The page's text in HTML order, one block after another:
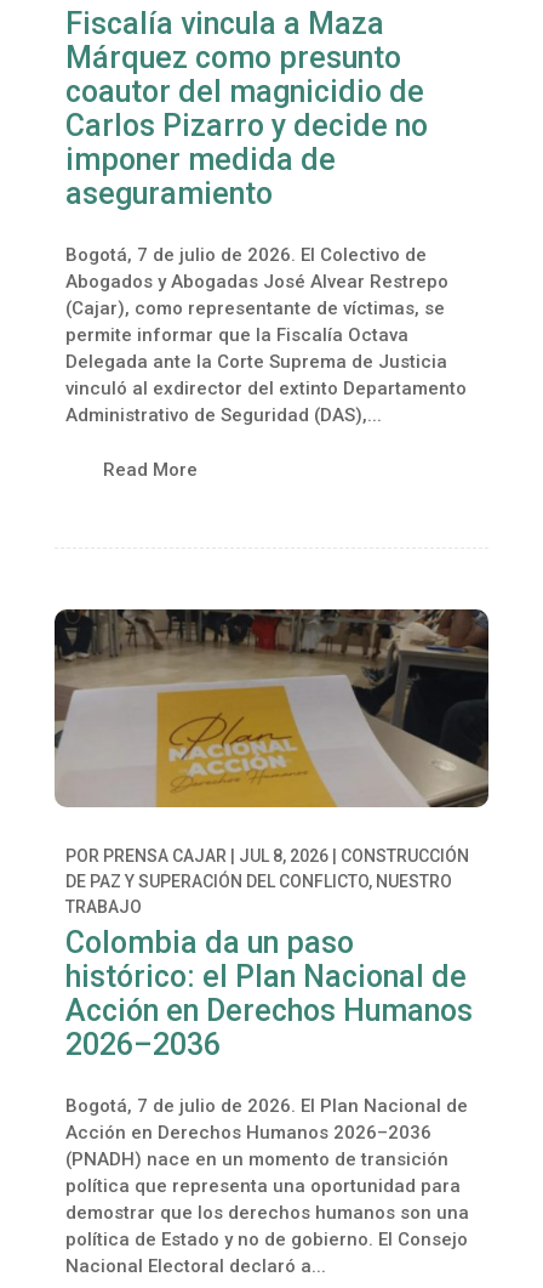
Fiscalía vincula a Maza
Márquez como presunto
coautor del magnicidio de
Carlos Pizarro y decide no
imponer medida de
aseguramiento
Bogotá, 7 de julio de 2026. El Colectivo de
Abogados y Abogadas José Alvear Restrepo
(Cajar), como representante de víctimas, se
permite informar que la Fiscalía Octava
Delegada ante la Corte Suprema de Justicia
vinculó al exdirector del extinto Departamento
Administrativo de Seguridad (DAS),...
Read More
POR PRENSA CAJAR JUL 8, 2026| CONSTRUCCIÓN
DE PAZ Y SUPERACIÓN DEL CONFLICTO, NUESTRO
TRABAJO
Colombia da un paso
histórico: el Plan Nacional de
Acción en Derechos Humanos
2026–2036
Bogotá, 7 de julio de 2026. El Plan Nacional de
Acción en Derechos Humanos 2026–2036
(PNADH) nace en un momento de transición
política que representa una oportunidad para
demostrar que los derechos humanos son una
política de Estado y no de gobierno. El Consejo
Nacional Electoral declaró a...